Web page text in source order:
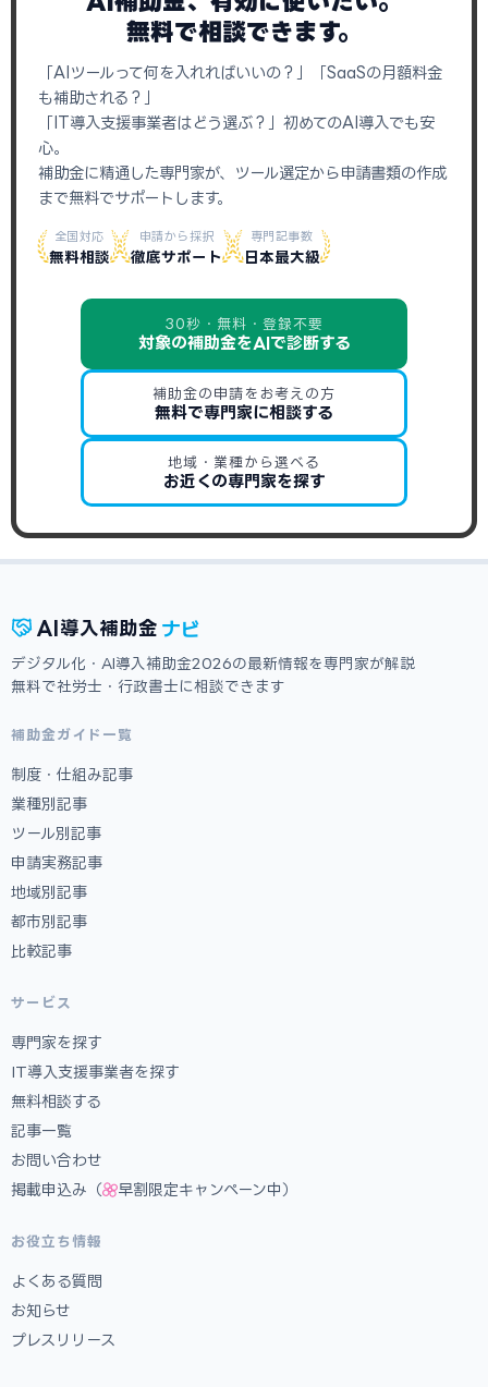
無料で相談できます。
「AIツールって何を入れればいいの？」「SaaSの月額料金
も補助される？」
「IT導入支援事業者はどう選ぶ？」初めてのAI導入でも安
心。
補助金に精通した専門家が、ツール選定から申請書類の作成
まで無料でサポートします。
全国対応
無料相談
申請から採択
徹底サポート
専門記事数
日本最大級
30秒・無料・登録不要
対象の補助金をAIで診断する
補助金の申請をお考えの方
無料で専門家に相談する
地域・業種から選べる
お近くの専門家を探す
AI 導入補助金 ナビ
デジタル化・AI導入補助金2026の最新情報を専門家が解説
無料で社労士・行政書士に相談できます
補助金ガイド一覧
制度・仕組み記事
業種別記事
ツール別記事
申請実務記事
地域別記事
都市別記事
比較記事
サービス
専門家を探す
IT導入支援事業者を探す
無料相談する
記事一覧
お問い合わせ
掲載申込み（
早割限定キャンペーン中）
お役立ち情報
よくある質問
お知らせ
プレスリリース